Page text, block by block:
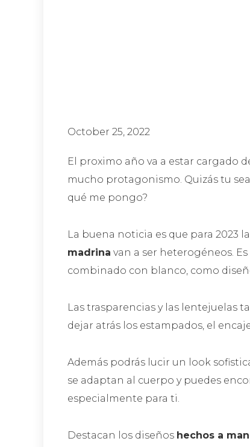
October 25, 2022
El proximo año va a estar cargado
mucho protagonismo. Quizás tu
qué me pongo?
La buena noticia es que para 2023
madrina van a ser heterogéneos.
combinado con blanco, como
Las trasparencias y las lentejuelas
dejar atrás los estampados, el
Además podrás lucir un look
se adaptan al cuerpo y puedes
especialmente para ti.
Destacan los diseños hechos a